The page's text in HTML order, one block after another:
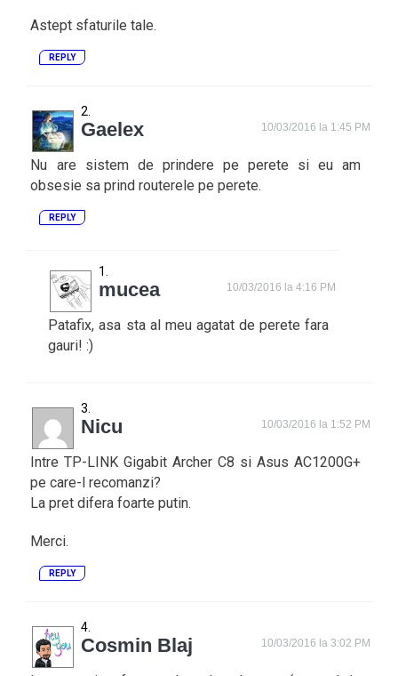
Astept sfaturile tale.
REPLY
Gaelex 10/03/2016 la 1:45 PM
Nu are sistem de prindere pe perete si eu am
obsesie sa prind routerele pe perete.
REPLY
mucea 10/03/2016 la 4:16 PM
Patafix, asa sta al meu agatat de perete fara
gauri! :)
Nicu 10/03/2016 la 1:52 PM
Intre TP-LINK Gigabit Archer C8 si Asus AC1200G+
pe care-l recomanzi?
La pret difera foarte putin.
Merci.
REPLY
Cosmin Blaj 10/03/2016 la 3:02 PM